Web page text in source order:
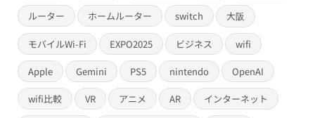
ルーター ホームルーター switch 大阪
モバイルWi-Fi EXPO2025 ビジネス wifi
Apple Gemini PS5 nintendo OpenAI
wifi比較 VR アニメ AR インターネット